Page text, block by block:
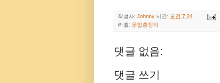
작성자: Johnny 시간: 오전 7:24
라벨: 문법총정리
댓글 없음:
댓글 쓰기